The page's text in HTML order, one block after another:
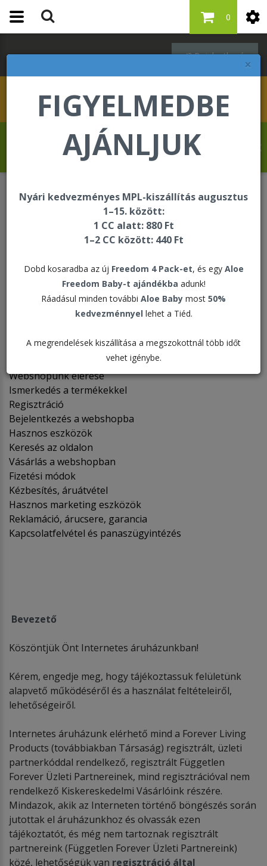
×
FIGYELMEDBE
AJÁNLJUK
Nyári kedvezményes MPL-kiszállítás augusztus
1–15. között:
1 CC alatt: 880 Ft
1–2 CC között: 440 Ft
Dobd kosaradba az új Freedom 4 Pack-et, és egy Aloe
Freedom Baby-t ajándékba adunk!
Ráadásul minden további Aloe Baby most 50%
kedvezménnyel lehet a Tiéd.
A megrendelések kiszállítása a megszokottnál több időt
vehet igénybe.
Bejelentkezés
0
Dr. Kardosné Hosszú Erzsébet üdvözli Önt
a Forever Living internetes áruházában!
WEBSHOPUNK HASZNÁLATÁRÓL
WEBSHOPUNK
HASZNÁLATÁRÓL
A FOREVER LIVING PRODUCTS MAGYARORSZÁG KFT
WEBSHOPUNK HASZNÁLATÁRÓL
Bevezető
Nemzetközi Üzletpolitika elérése
Webshopunk elérése
Ismerkedés a termékekkel
Regisztráció
Bejelentkezés a webshopba
Hasznos eszközök
Keresés az oldalon
Vásárlás a webshopban
Fizetési módok
Kézbesítés, áruátvétel
Hasznos marketing eszközök
Reklamáció, árucsere, garancia
Kapcsolatfelvétel és panaszügyintézés
Bevezető
Köszöntjük Önt Internetes áruházunkban!
Kérem, engedje meg, hogy tájékoztassuk felületünk
alapvető működéséről és a használat feltételeiről,
lehetőségeiről.
Internetes áruházunk elérhető mind a Forever Living
Products (továbbiakban Társaság) regisztrált, üzleti
partnerkóddal rendelkező, regisztrált Független
Forever Üzleti Partnereinek, mind regisztrációval nem
rendelkező Kiskereskedelmi Vásárlóink részére.
Mindazok, akik az Interneten történő böngészés során
jutottak el áruházunkhoz és olvassák ezen
tájékoztatót, és még nem tartoznak regisztrált
partnereink (Független Forever Üzleti Partnereink)
közé, lehetőségük van regisztráció által